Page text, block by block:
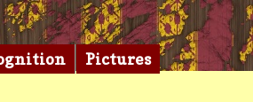
Pictures